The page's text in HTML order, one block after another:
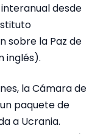
desde
sobre la Paz de
inglés).
la Cámara de
paquete de
a Ucrania.